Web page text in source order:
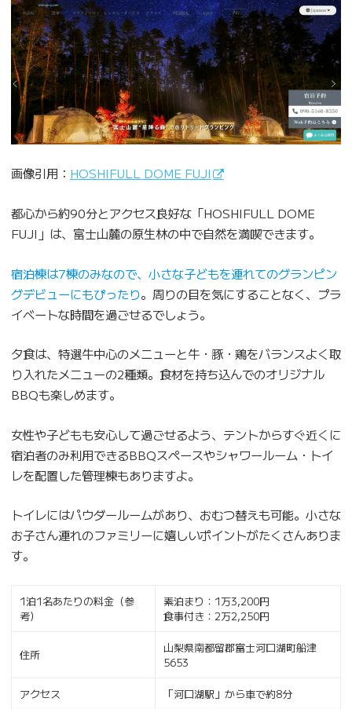
画像引用： HOSHIFULL DOME FUJI
都心から約90分とアクセス良好な「HOSHIFULL DOME
FUJI」は、富士山麓の原生林の中で自然を満喫できます。
宿泊棟は7棟のみなので、小さな子どもを連れてのグランピン
グデビューにもぴったり。周りの目を気にすることなく、プラ
イベートな時間を過ごせるでしょう。
夕食は、特選牛中心のメニューと牛・豚・鶏をバランスよく取
り入れたメニューの2種類。食材を持ち込んでのオリジナル
BBQも楽しめます。
女性や子どもも安心して過ごせるよう、テントからすぐ近くに
宿泊者のみ利用できるBBQスペースやシャワールーム・トイ
レを配置した管理棟もありますよ。
トイレにはパウダールームがあり、おむつ替えも可能。小さな
お子さん連れのファミリーに嬉しいポイントがたくさんありま
す。
1泊1名あたりの料金（参
考）
素泊まり：1万3,200円
食事付き：2万2,250円
住所
山梨県南都留郡富士河口湖町船津
5653
アクセス 「河口湖駅」から車で約8分